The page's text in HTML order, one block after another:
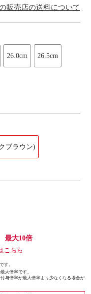
販売店の送料について
26.0cm 26.5cm
ブラウン)
最大10倍
こちら
す。
大倍率です。
与倍率が最大倍率より少なくなる場合が